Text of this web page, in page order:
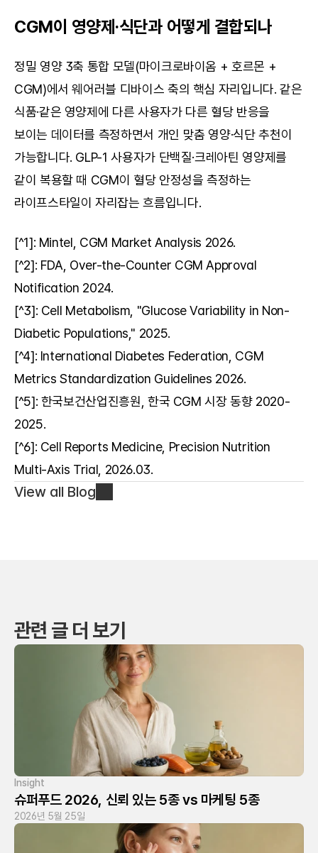
CGM이 영양제·식단과 어떻게 결합되나
정밀 영양 3축 통합 모델(마이크로바이옴 + 호르몬 +
CGM)에서 웨어러블 디바이스 축의 핵심 자리입니다. 같은
식품·같은 영양제에 다른 사용자가 다른 혈당 반응을
보이는 데이터를 측정하면서 개인 맞춤 영양·식단 추천이
가능합니다. GLP-1 사용자가 단백질·크레아틴 영양제를
같이 복용할 때 CGM이 혈당 안정성을 측정하는
라이프스타일이 자리잡는 흐름입니다.
[^1]: Mintel, CGM Market Analysis 2026.
[^2]: FDA, Over-the-Counter CGM Approval
Notification 2024.
[^3]: Cell Metabolism, "Glucose Variability in Non-
Diabetic Populations," 2025.
[^4]: International Diabetes Federation, CGM
Metrics Standardization Guidelines 2026.
[^5]: 한국보건산업진흥원, 한국 CGM 시장 동향 2020-
2025.
[^6]: Cell Reports Medicine, Precision Nutrition
Multi-Axis Trial, 2026.03.
View all Blog
관련 글 더 보기
Insight
슈퍼푸드 2026, 신뢰 있는 5종 vs 마케팅 5종
2026년 5월 25일